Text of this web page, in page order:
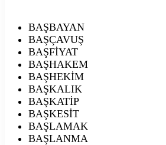
BAŞBAYAN
BAŞÇAVUŞ
BAŞFİYAT
BAŞHAKEM
BAŞHEKİM
BAŞKALIK
BAŞKATİP
BAŞKESİT
BAŞLAMAK
BAŞLANMA